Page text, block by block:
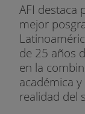
AFI destaca
mejor
de 25 años
en la
académica
realidad del